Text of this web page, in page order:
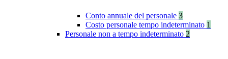
Conto annuale del personale 3
Costo personale tempo indeterminato 1
Personale non a tempo indeterminato 2